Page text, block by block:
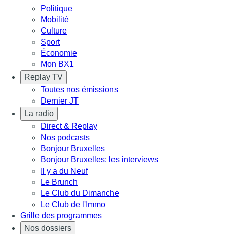
Politique
Mobilité
Culture
Sport
Économie
Mon BX1
Replay TV
Toutes nos émissions
Dernier JT
La radio
Direct & Replay
Nos podcasts
Bonjour Bruxelles
Bonjour Bruxelles: les interviews
Il y a du Neuf
Le Brunch
Le Club du Dimanche
Le Club de l'Immo
Grille des programmes
Nos dossiers